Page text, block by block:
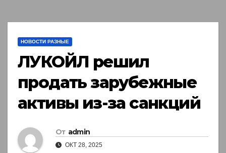
НОВОСТИ РАЗНЫЕ
ЛУКОЙЛ решил
продать зарубежные
активы из-за санкций
От admin
ОКТ 28, 2025